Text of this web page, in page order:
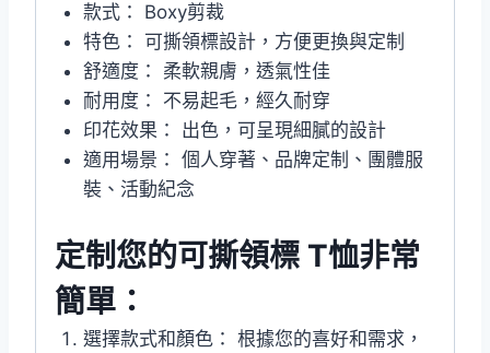
款式： Boxy剪裁
特色： 可撕領標設計，方便更換與定制
舒適度： 柔軟親膚，透氣性佳
耐用度： 不易起毛，經久耐穿
印花效果： 出色，可呈現細膩的設計
適用場景： 個人穿著、品牌定制、團體服
裝、活動紀念
定制您的可撕領標 T恤非常
簡單：
選擇款式和顏色： 根據您的喜好和需求，